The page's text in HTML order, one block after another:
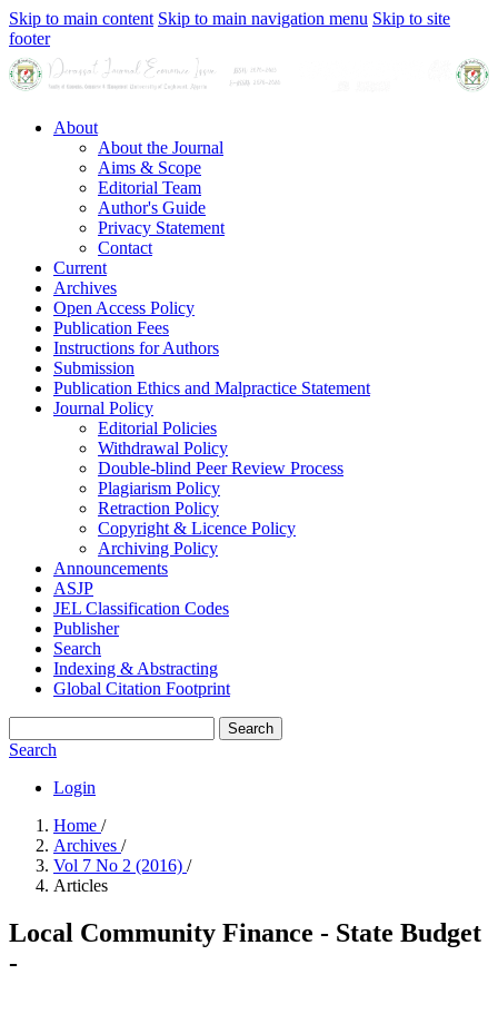
Skip to main content Skip to main navigation menu Skip to site
footer
About
About the Journal
Aims & Scope
Editorial Team
Author's Guide
Privacy Statement
Contact
Current
Archives
Open Access Policy
Publication Fees
Instructions for Authors
Submission
Publication Ethics and Malpractice Statement
Journal Policy
Editorial Policies
Withdrawal Policy
Double-blind Peer Review Process
Plagiarism Policy
Retraction Policy
Copyright & Licence Policy
Archiving Policy
Announcements
ASJP
JEL Classification Codes
Publisher
Search
Indexing & Abstracting
Global Citation Footprint
Search
Search
Login
Home /
Archives /
Vol 7 No 2 (2016) /
Articles
Local Community Finance - State Budget
-